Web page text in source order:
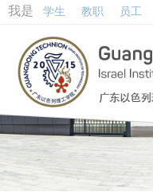
我是 学生 教职 员工